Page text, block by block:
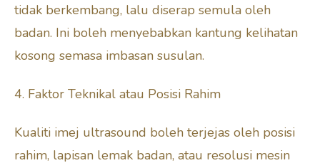
tidak berkembang, lalu diserap semula oleh
badan. Ini boleh menyebabkan kantung kelihatan
kosong semasa imbasan susulan.
4. Faktor Teknikal atau Posisi Rahim
Kualiti imej ultrasound boleh terjejas oleh posisi
rahim, lapisan lemak badan, atau resolusi mesin